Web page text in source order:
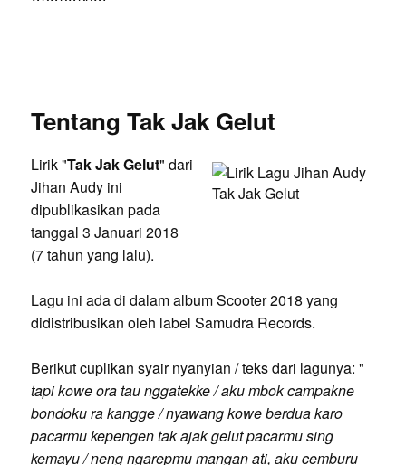
Tentang Tak Jak Gelut
Lirik "Tak Jak Gelut" dari
Jihan Audy ini
dipublikasikan pada
tanggal 3 Januari 2018
(7 tahun yang lalu).
Lagu ini ada di dalam album Scooter 2018 yang
didistribusikan oleh label Samudra Records.
Berikut cuplikan syair nyanyian / teks dari lagunya: "
tapi kowe ora tau nggatekke / aku mbok campakne
bondoku ra kangge / nyawang kowe berdua karo
pacarmu kepengen tak ajak gelut pacarmu sing
kemayu / neng ngarepmu mangan ati, aku cemburu